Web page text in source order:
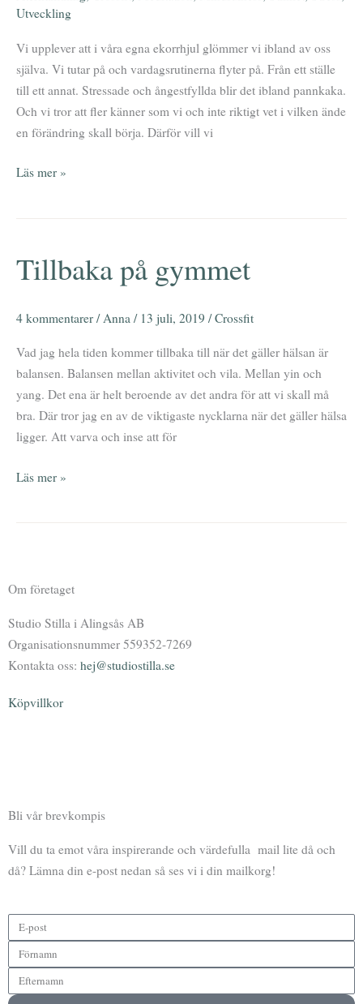
Utveckling
Vi upplever att i våra egna ekorrhjul glömmer vi ibland av oss
själva. Vi tutar på och vardagsrutinerna flyter på. Från ett ställe
till ett annat. Stressade och ångestfyllda blir det ibland pannkaka.
Och vi tror att fler känner som vi och inte riktigt vet i vilken ände
en förändring skall börja. Därför vill vi
vardagen
Läs mer »
Tillbaka på gymmet
4 kommentarer / Anna / 13 juli, 2019 /Crossfit
Vad jag hela tiden kommer tillbaka till när det gäller hälsan är
balansen. Balansen mellan aktivitet och vila. Mellan yin och
yang. Det ena är helt beroende av det andra för att vi skall må
bra. Där tror jag en av de viktigaste nycklarna när det gäller hälsa
ligger. Att varva och inse att för
Tillbaka
på
Läs mer »
Om företaget
Studio Stilla i Alingsås AB
Organisationsnummer 559352-7269
Kontakta oss: hej@studiostilla.se
Köpvillkor
a
c
e
b
o
n
s
t
a
g
u
t
u
b
d
c
a
s
Bli vår brevkompis
Vill du ta emot våra inspirerande och värdefulla mail lite då och
då? Lämna din e-post nedan så ses vi i din mailkorg!